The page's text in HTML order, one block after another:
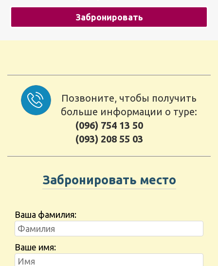
Забронировать
Позвоните, чтобы получить
больше информации о туре:
(096) 754 13 50
(093) 208 55 03
Забронировать место
Ваша фамилия:
Ваше имя: